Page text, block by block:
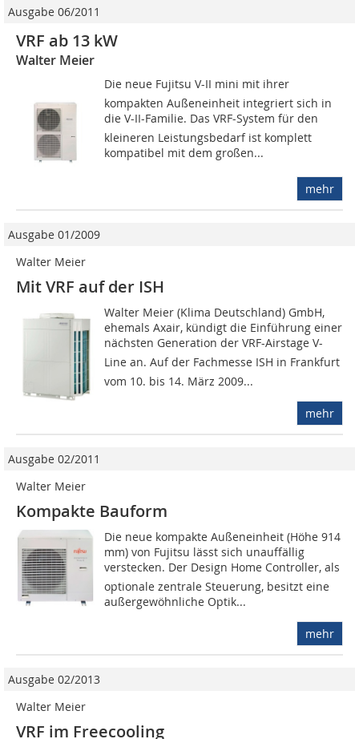
Ausgabe 06/2011
VRF ab 13 kW
Walter Meier
Die neue Fujitsu V-II mini mit ihrer
kompakten Außeneinheit integriert sich in
die V-II-Familie. Das VRF-System für den
kleineren Leistungsbedarf ist komplett
kompatibel mit dem großen...
mehr
Ausgabe 01/2009
Walter Meier
Mit VRF auf der ISH
Walter Meier (Klima Deutschland) GmbH,
ehemals Axair, kündigt die Einführung einer
nächsten Generation der VRF-Airstage V-
Line an. Auf der Fachmesse ISH in Frankfurt
vom 10. bis 14. März 2009...
mehr
Ausgabe 02/2011
Walter Meier
Kompakte Bauform
Die neue kompakte Außeneinheit (Höhe 914
mm) von Fujitsu lässt sich unauffällig
verstecken. Der Design Home Controller, als
optionale zentrale Steuerung, besitzt eine
außergewöhnliche Optik...
mehr
Ausgabe 02/2013
Walter Meier
VRF im Freecooling